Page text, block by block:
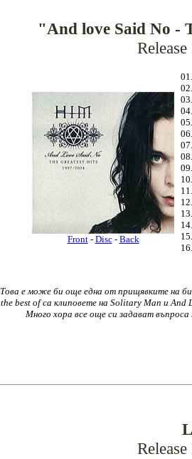
"And love Said No -
Front- Disc- Back
Това е може би още една от прищявките на
the best of са клиповете на Solitary Man и And
Много хора все още си задават